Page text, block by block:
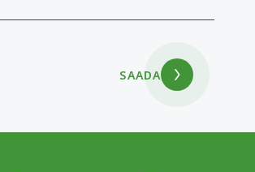
SAADA